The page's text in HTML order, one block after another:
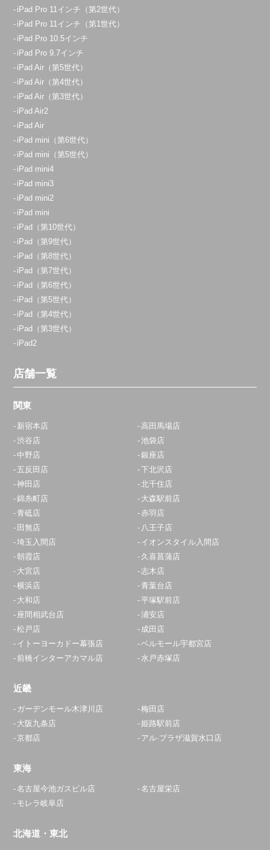
iPad Pro 11インチ（第2世代）
iPad Pro 11インチ（第1世代）
iPad Pro 10.5インチ
iPad Pro 9.7インチ
iPad Air（第5世代）
iPad Air（第4世代）
iPad Air（第3世代）
iPad Air2
iPad Air
iPad mini（第6世代）
iPad mini（第5世代）
iPad mini4
iPad mini3
iPad mini2
iPad mini
iPad（第10世代）
iPad（第9世代）
iPad（第8世代）
iPad（第7世代）
iPad（第6世代）
iPad（第5世代）
iPad（第4世代）
iPad（第3世代）
iPad2
店舗一覧
関東
新宿本店
高田馬場店
渋谷店
池袋店
中野店
銀座店
五反田店
下北沢店
神田店
北千住店
錦糸町店
大森駅前店
青砥店
赤羽店
田無店
八王子店
埼玉入間店
イオンスタイル入間店
朝霞店
久喜菖蒲店
大宮店
志木店
横浜店
青葉台店
大和店
平塚駅前店
座間相武台店
浦安店
松戸店
成田店
イトーヨーカドー幕張店
ベルモール宇都宮店
前橋インターアカマル店
水戸赤塚店
近畿
ガーデンモール木津川店
梅田店
大阪九条店
姫路駅前店
京都店
アル·プラザ滋賀水口店
東海
名古屋今池ガスビル店
名古屋栄店
モレラ岐阜店
北海道・東北